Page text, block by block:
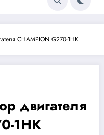
CHAMPION G270-1HK
двигателя
1HK